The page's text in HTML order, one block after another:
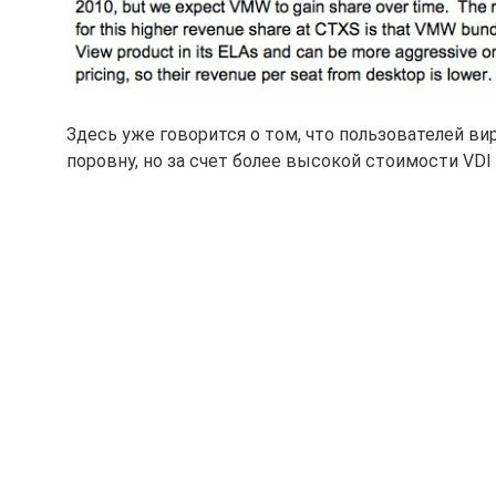
Здесь уже говорится о том, что пользователей
поровну, но за счет более высокой стоимости